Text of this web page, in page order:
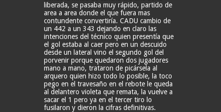
liberada, se pasaba muy rápido, partido de
area a area donde el que fuera mas
contundente convertiría. CADU cambio de
un 442 a un 343 dejando en claro las
intenciones del técnico quien presentía que
el gol estaba al caer pero en un descuido
desde un lateral vino el segundo gol del
porvenir porque quedaron dos jugadores
mano a mano, trataron de picársela al
arquero quien hizo todo lo posible, la toco
pego en el travesaño en el rebote le queda
al delantero violeta que remata, la vuelve a
sacar el 1 pero ya en el tercer tiro lo
fusilaron y dieron la cifras definitivas.